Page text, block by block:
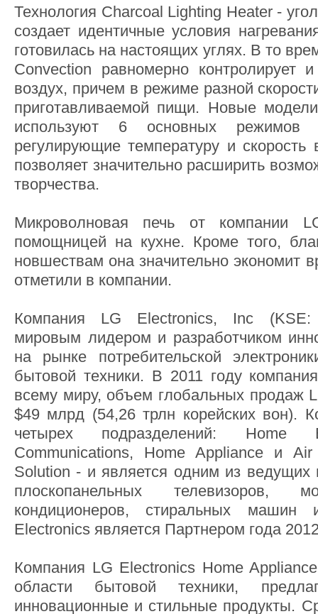
Технология Charcoal Lighting Heater -
создает идентичные условия
готовилась на настоящих углях. В то
Convection равномерно контролирует
воздух, причем в режиме разной
приготавливаемой пищи. Новые
используют 6 основных режимов
регулирующие температуру и
позволяет значительно расширить
творчества.
Микроволновая печь от компании
помощницей на кухне. Кроме того,
новшествам она значительно экономит
отметили в компании.
Компания LG Electronics, Inc (KSE:
мировым лидером и разработчиком
на рынке потребительской
бытовой техники. В 2011 году
всему миру, объем глобальных продаж
$49 млрд (54,26 трлн корейских вон).
четырех подразделений: Home
Communications, Home Appliance и
Solution - и является одним из ведущих
плоскопанельных телевизоров,
кондиционеров, стиральных машин
Electronics является Партнером года
Компания LG Electronics Home
области бытовой техники,
инновационные и стильные продукты.